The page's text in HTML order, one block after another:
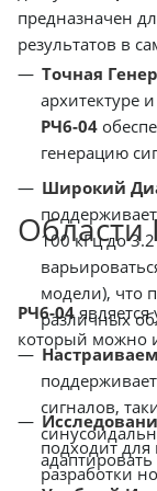
предназначен
результатов в
Точная
архитектуре
РЧ6-04
генерацию
Широкий
100 кГц до
модели), что
различных
сигналов,
РЧ6-04
который можно
подходит
разработки